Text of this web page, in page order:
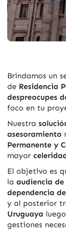
Brindamos un
de Residencia
despreocupes
foco en tu
Nuestra
asesoramiento
Permanente y
mayor
El objetivo es
la audiencia
dependencia
y al posterior
Uruguaya
gestiones